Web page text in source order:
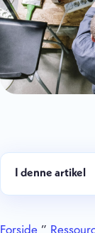
I denne artikel
Forside ”